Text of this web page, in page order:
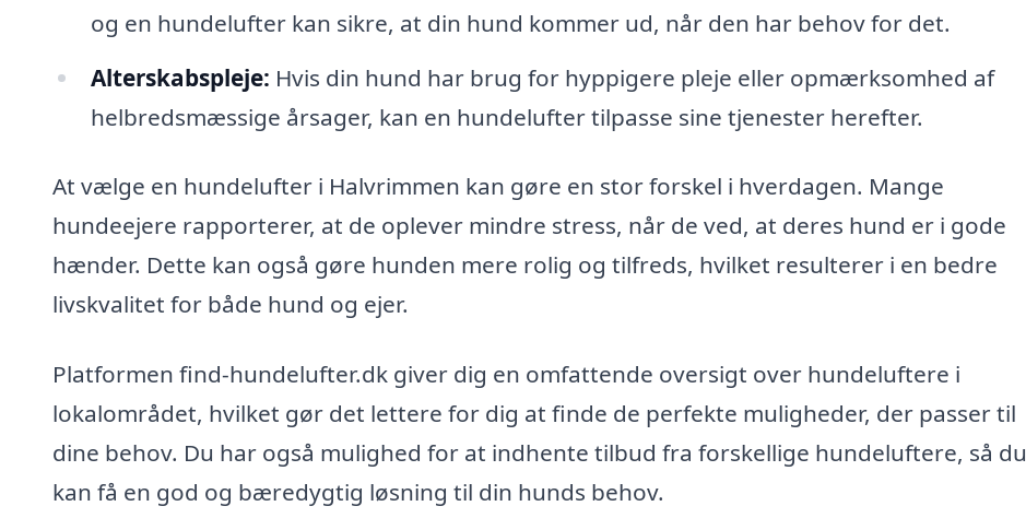
og en hundelufter kan sikre, at din hund kommer ud, når den har behov for det.
Alterskabspleje: Hvis din hund har brug for hyppigere pleje eller opmærksomhed af
helbredsmæssige årsager, kan en hundelufter tilpasse sine tjenester herefter.
At vælge en hundelufter i Halvrimmen kan gøre en stor forskel i hverdagen. Mange
hundeejere rapporterer, at de oplever mindre stress, når de ved, at deres hund er i gode
hænder. Dette kan også gøre hunden mere rolig og tilfreds, hvilket resulterer i en bedre
livskvalitet for både hund og ejer.
Platformen find-hundelufter.dk giver dig en omfattende oversigt over hundeluftere i
lokalområdet, hvilket gør det lettere for dig at finde de perfekte muligheder, der passer til
dine behov. Du har også mulighed for at indhente tilbud fra forskellige hundeluftere, så du
kan få en god og bæredygtig løsning til din hunds behov.